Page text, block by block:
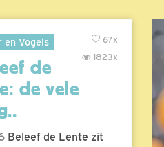
en Vogels
67x
1823x
de
de vele
Beleef de Lente zit